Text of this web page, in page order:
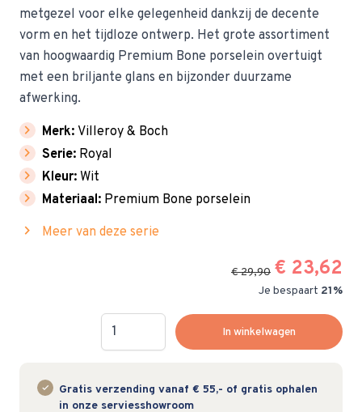
metgezel voor elke gelegenheid dankzij de decente
vorm en het tijdloze ontwerp. Het grote assortiment
van hoogwaardig Premium Bone porselein overtuigt
met een briljante glans en bijzonder duurzame
afwerking.
chevron_right Merk: Villeroy & Boch
chevron_right Serie: Royal
chevron_right Kleur: Wit
chevron_right Materiaal: Premium Bone porselein
chevron_right Meer van deze serie
€ 29,90 € 23,62
Je bespaart 21%
Hoeveelheid
In winkelwagen
Gratis verzending vanaf € 55,- of gratis ophalen
in onze serviesshowroom